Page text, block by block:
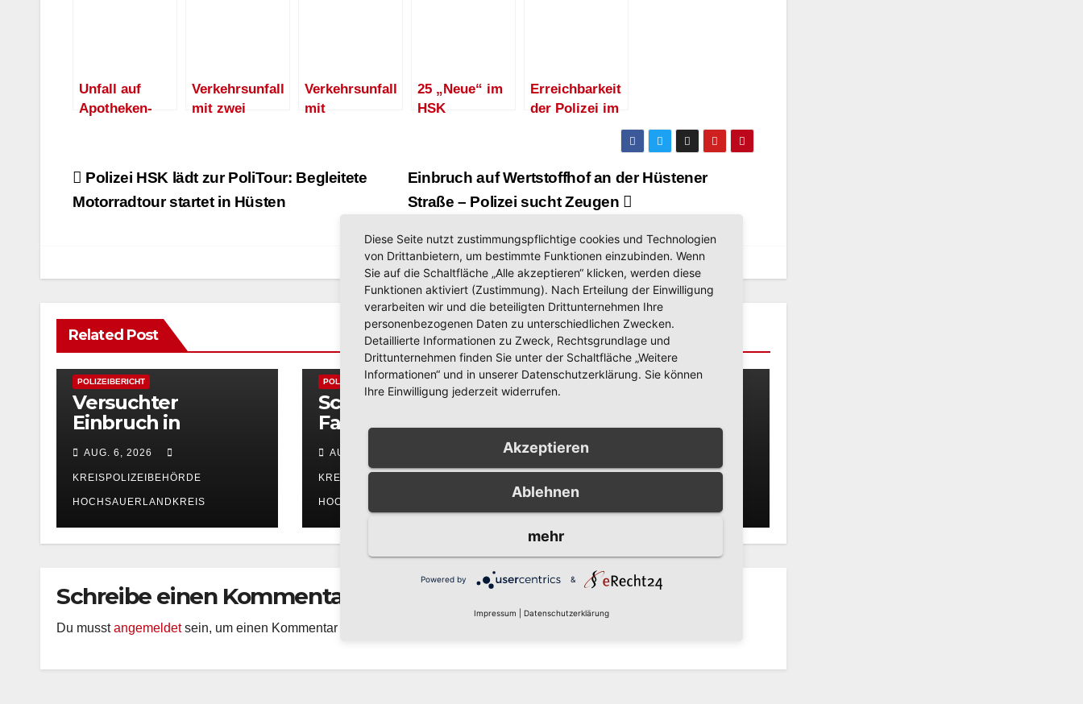
Unfall auf
Apotheken-
beschädigten
Mercedes
Verkehrsunfall
mit zwei
Verkehrsunfall
mit
Markt
25 „Neue“ im
HSK
Erreichbarkeit
der Polizei im
Beitragsnavigation
Einbruch auf Wertstoffhof an der Hüstener
Straße – Polizei sucht Zeugen
Polizei HSK lädt zur PoliTour: Begleitete
Motorradtour startet in Hüsten
Related Post
POLIZEIBERICHT
Versuchter
Einbruch in
Mehrfamilienhaus
in Alt-Arnsberg:
Polizei sucht
Zeugen
AUG. 6, 2026
KREISPOLIZEIBEHÖRDE
HOCHSAUERLANDKREIS
POLIZEIBERICHT
Schwerer
Fahrradunfall in Alt-
Arnsberg: Polizei
sucht Zeugen
AUG. 5, 2026
KREISPOLIZEIBEHÖRDE
HOCHSAUERLANDKREIS
POLIZEIBERICHT
Musterhaus in
Arnsberg-
Niedereimer:
Polizei sucht
Zeugen
AUG. 5, 2026
Schreibe einen Kommentar
Du musstangemeldetsein, um einen Kommentar abzugeben.
Diese Seite nutzt zustimmungspflichtige cookies und Technologien
von Drittanbietern, um bestimmte Funktionen einzubinden. Wenn
Sie auf die Schaltfläche „Alle akzeptieren“ klicken, werden diese
Funktionen aktiviert (Zustimmung). Nach Erteilung der Einwilligung
verarbeiten wir und die beteiligten Drittunternehmen Ihre
personenbezogenen Daten zu unterschiedlichen Zwecken.
Detaillierte Informationen zu Zweck, Rechtsgrundlage und
Drittunternehmen finden Sie unter der Schaltfläche „Weitere
Informationen“ und in unserer Datenschutzerklärung. Sie können
Ihre Einwilligung jederzeit widerrufen.
Akzeptieren
Ablehnen
mehr
Powered by &
Impressum Datenschutzerklärung